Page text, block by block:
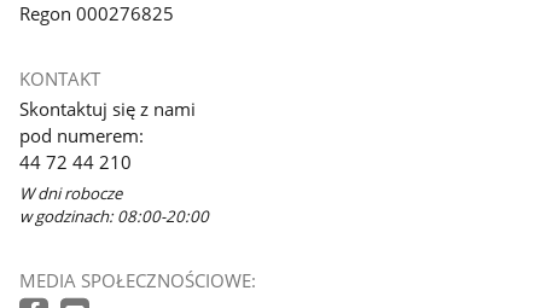
Regon 000276825
KONTAKT
Skontaktuj się z nami
pod numerem:
44 72 44 210
W dni robocze
w godzinach: 08:00-20:00
MEDIA SPOŁECZNOŚCIOWE: